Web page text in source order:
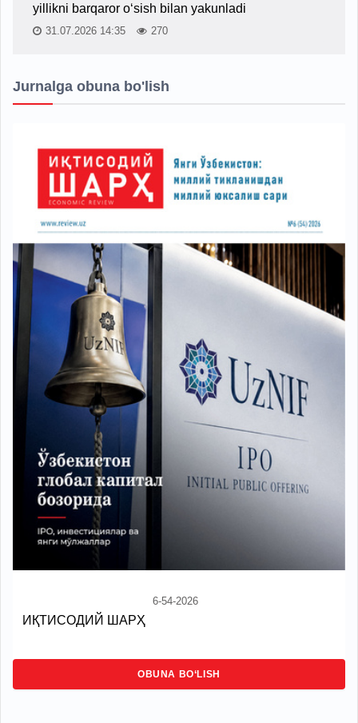
yillikni barqaror o‘sish bilan yakunladi
31.07.2026 14:35 270
Jurnalga obuna bo'lish
6-54-2026
ИҚТИСОДИЙ ШАРҲ
OBUNA BO‘LISH